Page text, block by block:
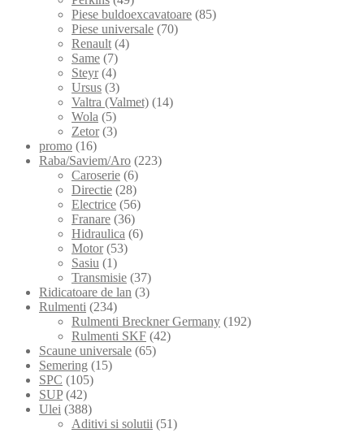
Piese buldoexcavatoare (85)
Piese universale (70)
Renault (4)
Same (7)
Steyr (4)
Ursus (3)
Valtra (Valmet) (14)
Wola (5)
Zetor (3)
promo (16)
Raba/Saviem/Aro (223)
Caroserie (6)
Directie (28)
Electrice (56)
Franare (36)
Hidraulica (6)
Motor (53)
Sasiu (1)
Transmisie (37)
Ridicatoare de lan (3)
Rulmenti (234)
Rulmenti Breckner Germany (192)
Rulmenti SKF (42)
Scaune universale (65)
Semering (15)
SPC (105)
SUP (42)
Ulei (388)
Aditivi si solutii (51)